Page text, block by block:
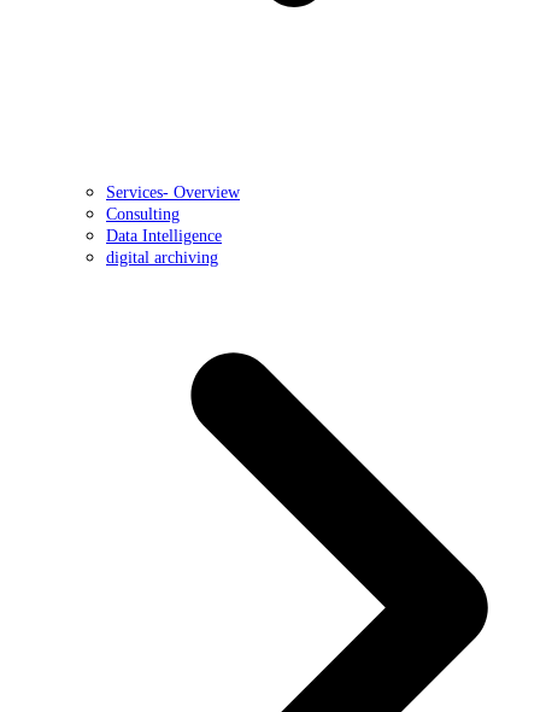
Services- Overview
Consulting
Data Intelligence
digital archiving